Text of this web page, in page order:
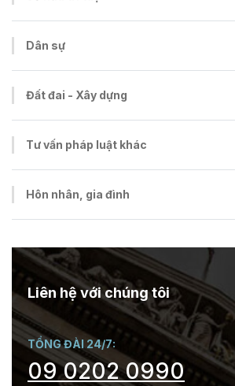
Dân sự
Đất đai - Xây dựng
Tư vấn pháp luật khác
Hôn nhân, gia đình
Liên hệ với chúng tôi
TỔNG ĐÀI 24/7:
09 0202 0990